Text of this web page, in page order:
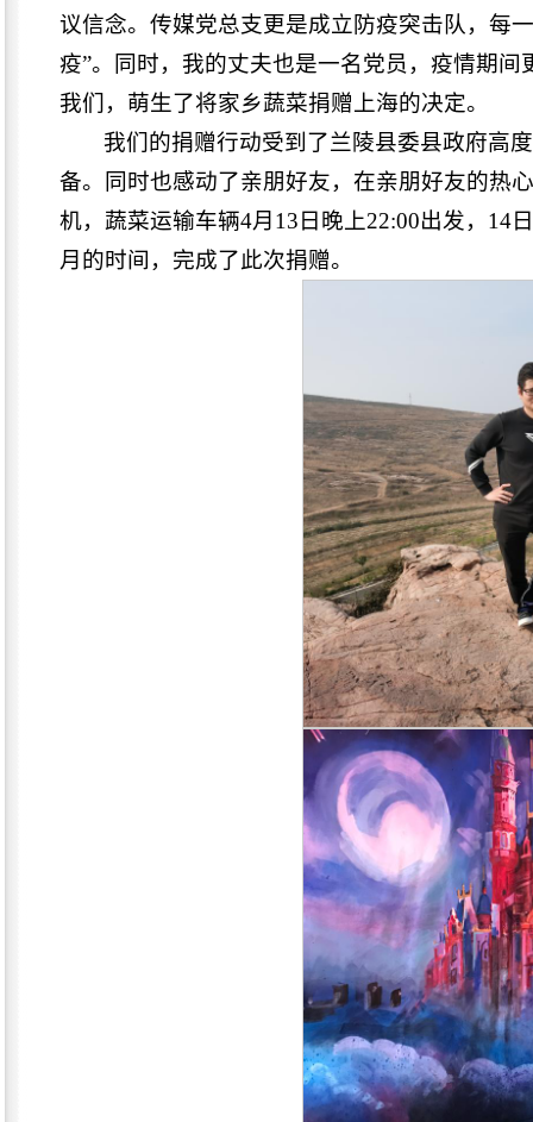
议信念。传媒党总支更是成立防疫突击队，每
疫”。同时，我的丈夫也是一名党员，疫情期
我们，萌生了将家乡蔬菜捐赠上海的决定。
我们的捐赠行动受到了兰陵县委县政府高
备。同时也感动了亲朋好友，在亲朋好友的热
机，蔬菜运输车辆4月13日晚上22:00出发，14
月的时间，完成了此次捐赠。